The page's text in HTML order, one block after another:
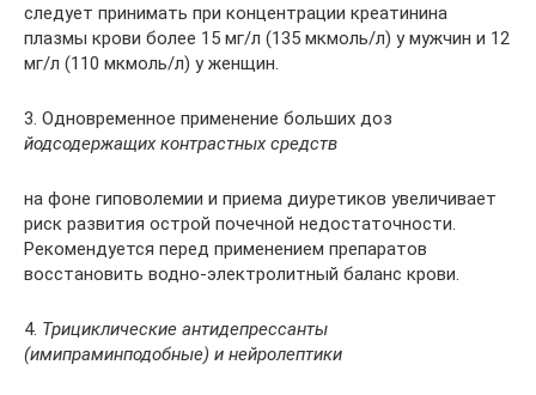
следует принимать при концентрации креатинина
плазмы крови более 15 мг/л (135 мкмоль/л) у мужчин и 12
мг/л (110 мкмоль/л) у женщин.
3. Одновременное применение больших доз
йодсодержащих контрастных средств
на фоне гиповолемии и приема диуретиков увеличивает
риск развития острой почечной недостаточности.
Рекомендуется перед применением препаратов
восстановить водно-электролитный баланс крови.
4. Трициклические антидепрессанты
(имипраминподобные) и нейролептики